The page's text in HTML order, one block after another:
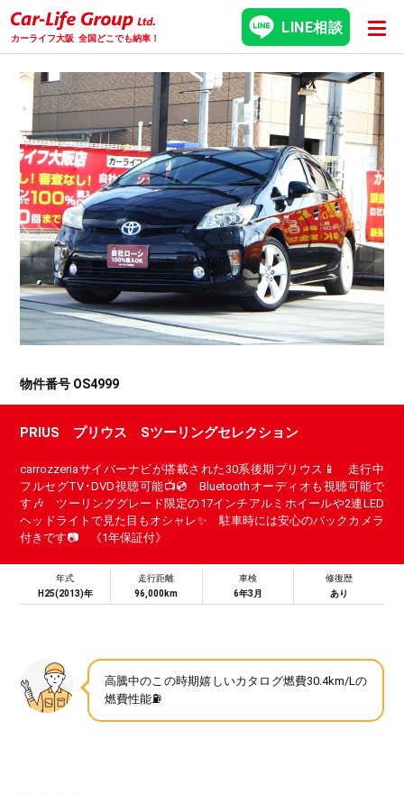
カーライフ大阪 全国どこでも納車！
LINE相談
物件番号 OS4999
PRIUS プリウス Sツーリングセレクション
carrozzeriaサイバーナビが搭載された30系後期プリウス📱 走行中
フルセグTV･DVD視聴可能📺💿 Bluetoothオーディオも視聴可能で
す🎶 ツーリンググレード限定の17インチアルミホイールや2連LED
ヘッドライトで見た目もオシャレ✨ 駐車時には安心のバックカメラ
付きです📷 《1年保証付》
年式
H25(2013)年
走行距離
96,000km
車検
6年3月
修復歴
あり
高騰中のこの時期嬉しいカタログ燃費30.4km/Lの
燃費性能⛽